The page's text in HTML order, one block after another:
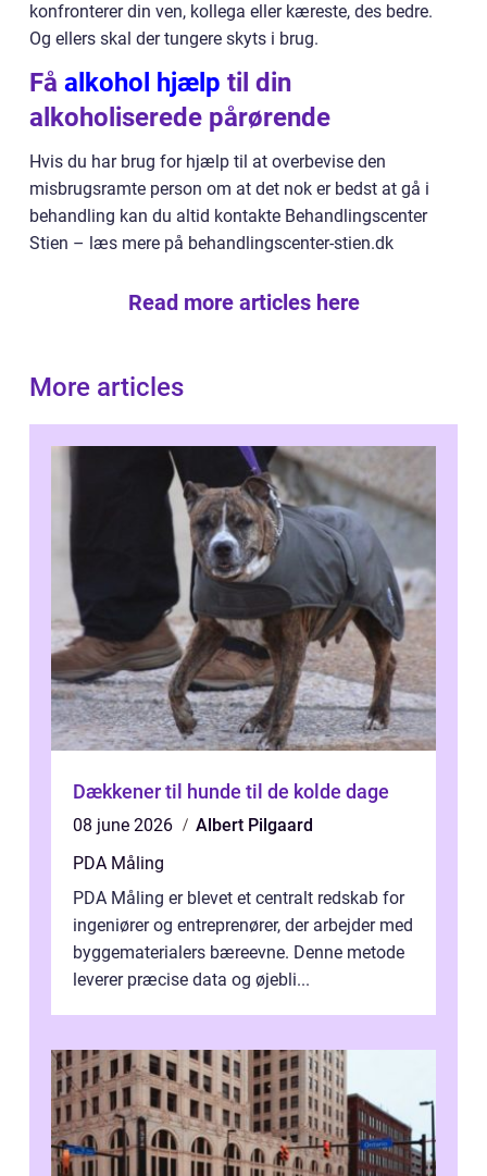
konfronterer din ven, kollega eller kæreste, des bedre.
Og ellers skal der tungere skyts i brug.
Få alkohol hjælp til din
alkoholiserede pårørende
Hvis du har brug for hjælp til at overbevise den
misbrugsramte person om at det nok er bedst at gå i
behandling kan du altid kontakte Behandlingscenter
Stien – læs mere på behandlingscenter-stien.dk
Read more articles here
More articles
Dækkener til hunde til de kolde dage
08 june 2026
Albert Pilgaard
PDA Måling
PDA Måling er blevet et centralt redskab for
ingeniører og entreprenører, der arbejder med
byggematerialers bæreevne. Denne metode
leverer præcise data og øjebli...